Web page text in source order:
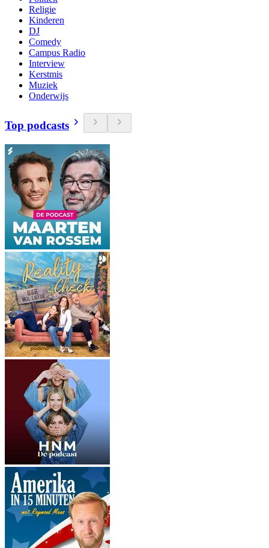
Religie
Kinderen
DJ
Comedy
Campus Radio
Interview
Kerstmis
Muziek
Onderwijs
Top podcasts